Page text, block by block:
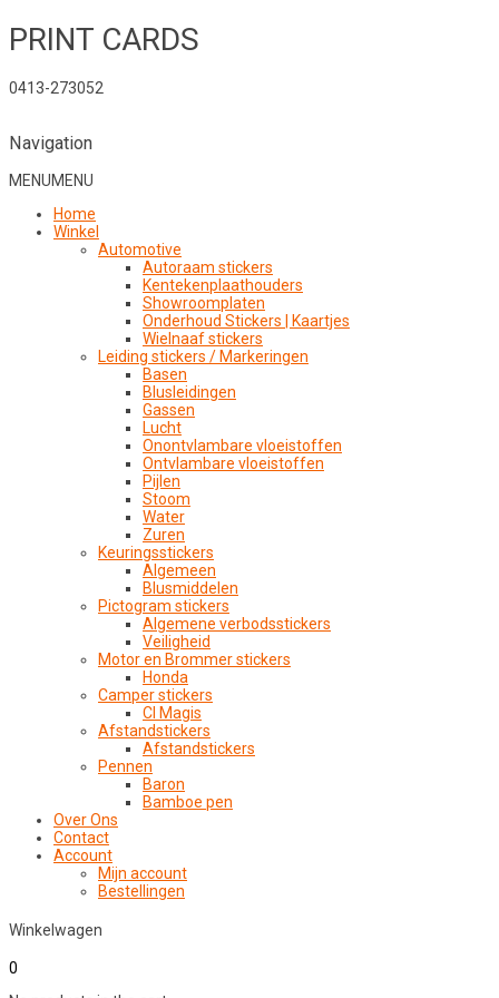
PRINT CARDS
0413-273052
Navigation
MENUMENU
Home
Winkel
Automotive
Autoraam stickers
Kentekenplaathouders
Showroomplaten
Onderhoud Stickers | Kaartjes
Wielnaaf stickers
Leiding stickers / Markeringen
Basen
Blusleidingen
Gassen
Lucht
Onontvlambare vloeistoffen
Ontvlambare vloeistoffen
Pijlen
Stoom
Water
Zuren
Keuringsstickers
Algemeen
Blusmiddelen
Pictogram stickers
Algemene verbodsstickers
Veiligheid
Motor en Brommer stickers
Honda
Camper stickers
CI Magis
Afstandstickers
Afstandstickers
Pennen
Baron
Bamboe pen
Over Ons
Contact
Account
Mijn account
Bestellingen
Winkelwagen
0